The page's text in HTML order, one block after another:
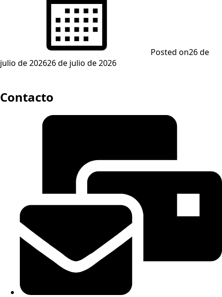
Posted on26 de
julio de 202626 de julio de 2026
Contacto